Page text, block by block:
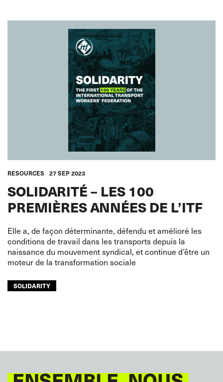
RESOURCES 27 SEP 2023
SOLIDARITÉ – LES 100
PREMIÈRES ANNÉES DE L’ITF
Elle a, de façon déterminante, défendu et amélioré les
conditions de travail dans les transports depuis la
naissance du mouvement syndical, et continue d’être un
moteur de la transformation sociale
SOLIDARITY